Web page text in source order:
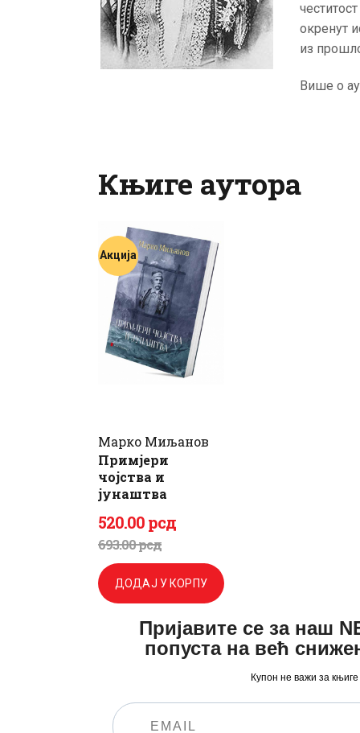
окренут
из
Више о
Књиге аутора
Акција
Марко Миљанов
Примјери
чојства и
јунаштва
693.00рсд
Оригинална
цена
је
била:
520.00рсд
Тренутна
цена
је:
ДОДАЈ У КОРПУ
Пријавите се за наш
попуста на већ
Купон не важи за књиге